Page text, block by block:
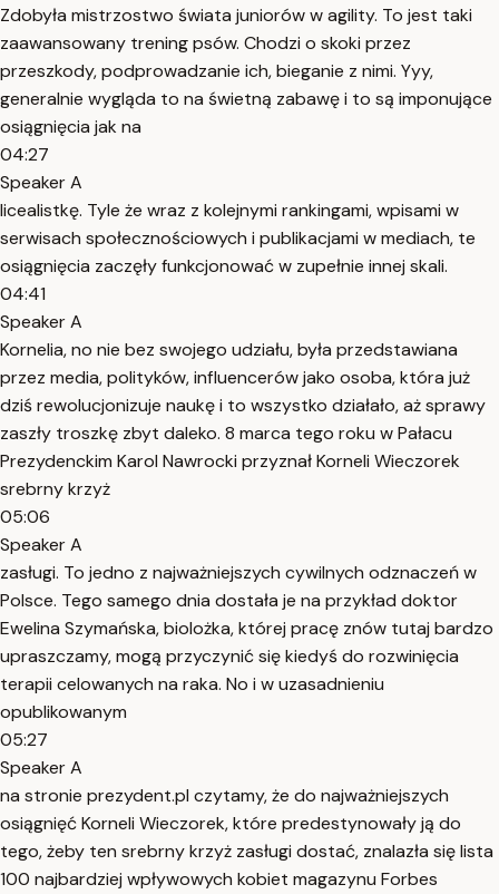
Zdobyła mistrzostwo świata juniorów w agility. To jest taki
zaawansowany trening psów. Chodzi o skoki przez
przeszkody, podprowadzanie ich, bieganie z nimi. Yyy,
generalnie wygląda to na świetną zabawę i to są imponujące
osiągnięcia jak na
04:27
Speaker A
licealistkę. Tyle że wraz z kolejnymi rankingami, wpisami w
serwisach społecznościowych i publikacjami w mediach, te
osiągnięcia zaczęły funkcjonować w zupełnie innej skali.
04:41
Speaker A
Kornelia, no nie bez swojego udziału, była przedstawiana
przez media, polityków, influencerów jako osoba, która już
dziś rewolucjonizuje naukę i to wszystko działało, aż sprawy
zaszły troszkę zbyt daleko. 8 marca tego roku w Pałacu
Prezydenckim Karol Nawrocki przyznał Korneli Wieczorek
srebrny krzyż
05:06
Speaker A
zasługi. To jedno z najważniejszych cywilnych odznaczeń w
Polsce. Tego samego dnia dostała je na przykład doktor
Ewelina Szymańska, biolożka, której pracę znów tutaj bardzo
upraszczamy, mogą przyczynić się kiedyś do rozwinięcia
terapii celowanych na raka. No i w uzasadnieniu
opublikowanym
05:27
Speaker A
na stronie prezydent.pl czytamy, że do najważniejszych
osiągnięć Korneli Wieczorek, które predestynowały ją do
tego, żeby ten srebrny krzyż zasługi dostać, znalazła się lista
100 najbardziej wpływowych kobiet magazynu Forbes